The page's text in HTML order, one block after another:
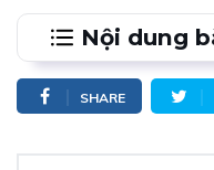
Nội dung
1.Cuộc đời tôi đã
bạn online đó
SHARE